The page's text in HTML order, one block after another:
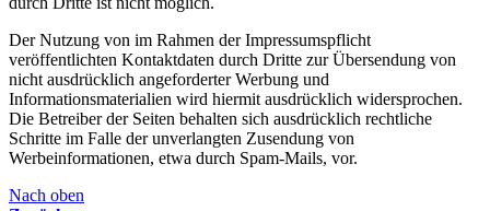
Der Nutzung von im Rahmen der Impressumspflicht
veröffentlichten Kontaktdaten durch Dritte zur Übersendung von
nicht ausdrücklich angeforderter Werbung und
Informationsmaterialien wird hiermit ausdrücklich widersprochen.
Die Betreiber der Seiten behalten sich ausdrücklich rechtliche
Schritte im Falle der unverlangten Zusendung von
Werbeinformationen, etwa durch Spam-Mails, vor.
Nach oben